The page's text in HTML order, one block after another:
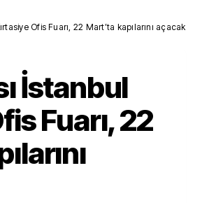
Ofis Fuarı, 22 Mart’ta kapılarını açacak
İstanbul
Fuarı, 22